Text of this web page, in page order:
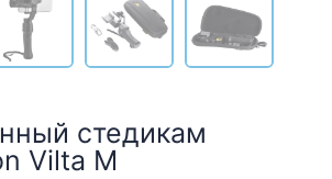
стедикам
Vilta M